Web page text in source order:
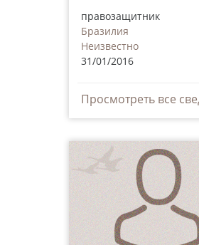
правозащитник
Бразилия
Неизвестно
31/01/2016